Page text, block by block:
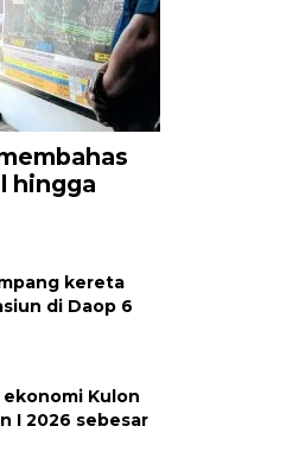
hingga
kereta
di Daop 6
Kulon
I 2026 sebesar